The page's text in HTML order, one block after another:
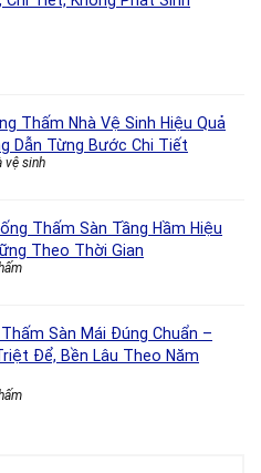
Thấm Nhà Vệ Sinh Hiệu Quả
Dẫn Từng Bước Chi Tiết
vệ sinh
Thấm Sàn Tầng Hầm Hiệu
Theo Thời Gian
Sàn Mái Đúng Chuẩn –
Để, Bền Lâu Theo Năm